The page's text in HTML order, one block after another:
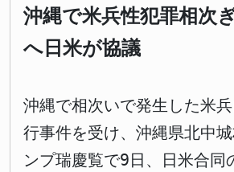
沖縄で米兵性犯罪相次
へ日米が協議
沖縄で相次いで発生した米
行事件を受け、沖縄県北中
ンプ瑞慶覧で9日、日米合同